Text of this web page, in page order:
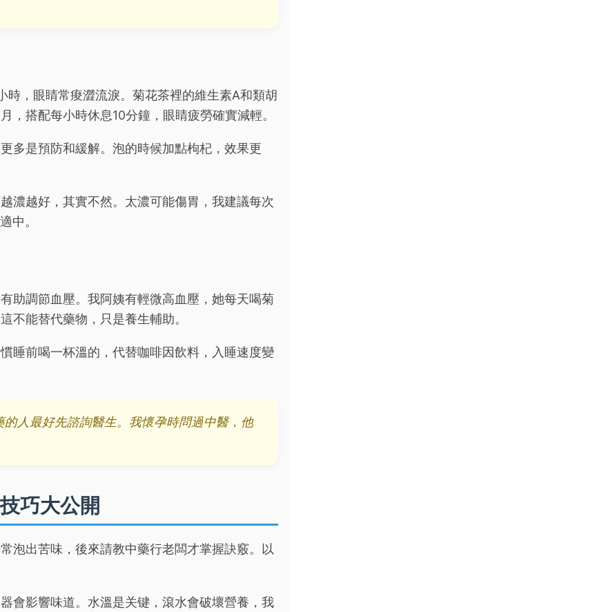
，眼睛常痠澀流淚。菊花茶裡的維生素A和類胡
，搭配每小時休息10分鐘，眼睛疲勞確實減輕。
多是預防和緩解。泡的時候加點枸杞，效果更
濃越好，其實不然。太濃可能傷胃，我建議每次
中。
助調節血壓。我阿姨有輕微高血壓，她每天喝菊
不能替代藥物，只是養生輔助。
睡前喝一杯溫的，代替咖啡因飲料，入睡速度變
人最好先諮詢醫生。我懷孕時問過中醫，他
巧大公開
泡出苦味，後來請教中藥行老闆才掌握訣竅。以
會影響味道。水溫是关键，滾水會破壞營養，我